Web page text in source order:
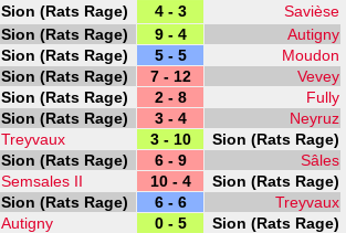
Sion (Rats Rage) 4 - 3
Savièse
Sion (Rats Rage) 9 - 4
Autigny
Sion (Rats Rage) 5 - 5
Moudon
Sion (Rats Rage) 7 - 12
Vevey
Sion (Rats Rage) 2 - 8
Fully
Sion (Rats Rage) 3 - 4
Neyruz
Treyvaux 3 - 10
Sion (Rats Rage)
Sion (Rats Rage) 6 - 9
Sâles
Semsales II 10 - 4
Sion (Rats Rage)
Sion (Rats Rage) 6 - 6
Treyvaux
Autigny 0 - 5
Sion (Rats Rage)